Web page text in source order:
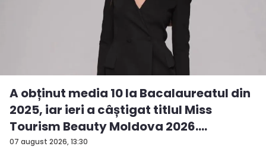
07 august 2026, 13:30
A obținut media 10 la Bacalaureatul din
2025, iar ieri a câștigat titlul Miss
Tourism Beauty Moldova 2026.
Andreea...